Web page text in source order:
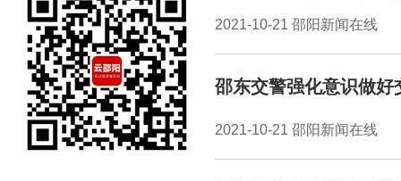
道路交通环境，保障群众安
2021-10-21 邵阳新闻在线
邵东交警强化意识做好
2021-10-21 邵阳新闻在线